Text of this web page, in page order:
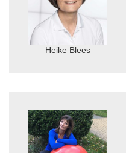
Heike Blees